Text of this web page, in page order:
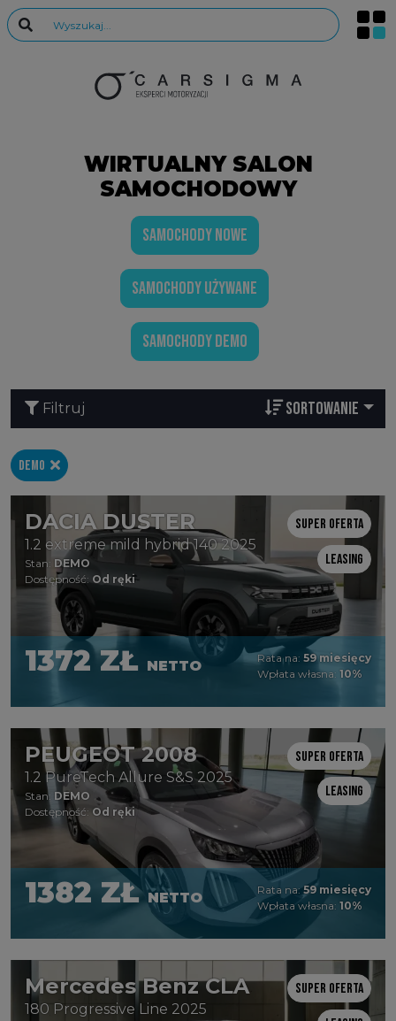
WIRTUALNY SALON
SAMOCHODOWY
SAMOCHODY NOWE
SAMOCHODY UŻYWANE
SAMOCHODY DEMO
Filtruj SORTOWANIE
DEMO
DACIA DUSTER
1.2 extreme mild hybrid 140 2025
Stan: DEMO
Dostępność: Od ręki
Super oferta
Leasing
1372 ZŁ NETTO Rata na: 59 miesięcy
Wpłata własna: 10%
PEUGEOT 2008
1.2 PureTech Allure S&S 2025
Stan: DEMO
Dostępność: Od ręki
Super oferta
Leasing
1382 ZŁNETTO Rata na:59 miesięcy
Wpłata własna: 10%
Mercedes Benz CLA
180 Progressive Line 2025
Super oferta